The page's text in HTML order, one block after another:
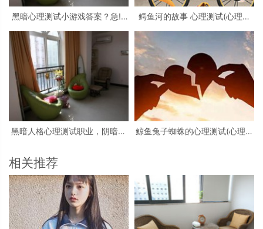
黑暗心理测试小游戏答案？急!!!
鳄鱼河的故事 心理测试(心理测
黑暗人格心理测试职业，阴暗人
鲸鱼兔子蜘蛛的心理测试(心理测
相关推荐